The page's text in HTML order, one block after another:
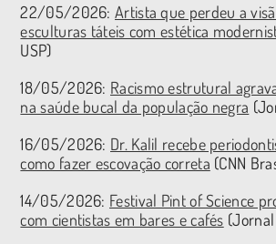
22/05/2026:Artista que perdeu a
esculturas táteis com estética
USP)
18/05/2026: Racismo estrutural
na saúde bucal da população negra
16/05/2026: Dr. Kalil recebe
como fazer escovação correta (CNN
14/05/2026: Festival Pint of Science
com cientistas em bares e cafés (Jornal